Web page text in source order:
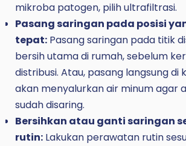
mikroba patogen, pilih ultrafiltrasi.
Pasang saringan pada posisi
tepat:Pasang saringan pada titik
bersih utama di rumah, sebelum
distribusi. Atau, pasang langsung di
akan menyalurkan air minum agar
sudah disaring.
Bersihkan atau ganti saringan
rutin:Lakukan perawatan rutin